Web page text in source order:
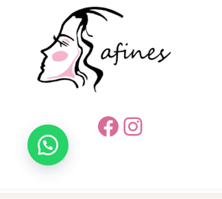
Facebook
Instagram